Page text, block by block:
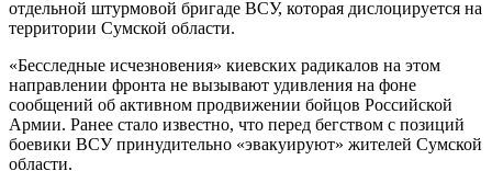
отдельной штурмовой бригаде ВСУ, которая дислоцируется на
территории Сумской области.
«Бесследные исчезновения» киевских радикалов на этом
направлении фронта не вызывают удивления на фоне
сообщений об активном продвижении бойцов Российской
Армии. Ранее стало известно, что перед бегством с позиций
боевики ВСУ принудительно «эвакуируют» жителей Сумской
области.